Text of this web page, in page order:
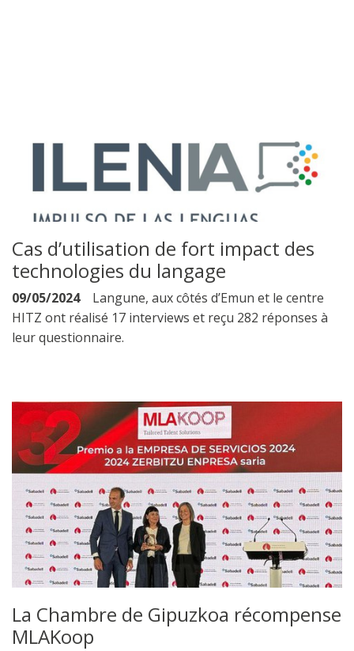
Cas d’utilisation de fort impact des
technologies du langage
09/05/2024
Langune, aux côtés d’Emun et le centre
HITZ ont réalisé 17 interviews et reçu 282 réponses à
leur questionnaire.
La Chambre de Gipuzkoa récompense
MLAKoop